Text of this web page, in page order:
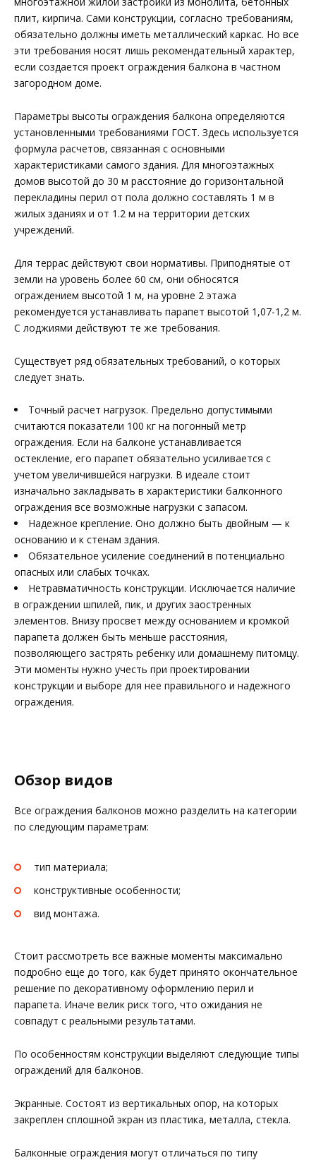
плит, кирпича. Сами конструкции, согласно требованиям,
обязательно должны иметь металлический каркас. Но все
эти требования носят лишь рекомендательный характер,
если создается проект ограждения балкона в частном
загородном доме.
Параметры высоты ограждения балкона определяются
установленными требованиями ГОСТ. Здесь используется
формула расчетов, связанная с основными
характеристиками самого здания. Для многоэтажных
домов высотой до 30 м расстояние до горизонтальной
перекладины перил от пола должно составлять 1 м в
жилых зданиях и от 1.2 м на территории детских
учреждений.
Для террас действуют свои нормативы. Приподнятые от
земли на уровень более 60 см, они обносятся
ограждением высотой 1 м, на уровне 2 этажа
рекомендуется устанавливать парапет высотой 1,07-1,2 м.
С лоджиями действуют те же требования.
Существует ряд обязательных требований, о которых
следует знать.
Точный расчет нагрузок. Предельно допустимыми
считаются показатели 100 кг на погонный метр
ограждения. Если на балконе устанавливается
остекление, его парапет обязательно усиливается с
учетом увеличившейся нагрузки. В идеале стоит
изначально закладывать в характеристики балконного
ограждения все возможные нагрузки с запасом.
Надежное крепление. Оно должно быть двойным — к
основанию и к стенам здания.
Обязательное усиление соединений в потенциально
опасных или слабых точках.
Нетравматичность конструкции. Исключается наличие
в ограждении шпилей, пик, и других заостренных
элементов. Внизу просвет между основанием и кромкой
парапета должен быть меньше расстояния,
позволяющего застрять ребенку или домашнему питомцу.
Эти моменты нужно учесть при проектировании
конструкции и выборе для нее правильного и надежного
ограждения.
Обзор видов
Все ограждения балконов можно разделить на категории
по следующим параметрам:
тип материала;
конструктивные особенности;
вид монтажа.
Стоит рассмотреть все важные моменты максимально
подробно еще до того, как будет принято окончательное
решение по декоративному оформлению перил и
парапета. Иначе велик риск того, что ожидания не
совпадут с реальными результатами.
По особенностям конструкции выделяют следующие типы
ограждений для балконов.
Экранные. Состоят из вертикальных опор, на которых
закреплен сплошной экран из пластика, металла, стекла.
Балконные ограждения могут отличаться по типу